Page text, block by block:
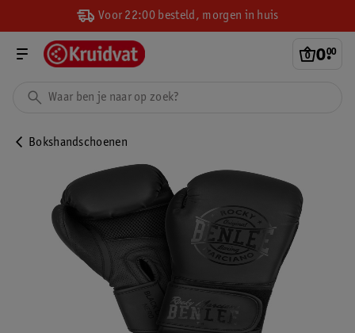
Voor 22:00 besteld, morgen in huis
0.
00
Bokshandschoenen